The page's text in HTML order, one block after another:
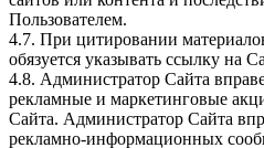
Пользователем.
4.7. При цитировании
обязуется указывать ссылку на
4.8. Администратор Сайта
рекламные и маркетинговые
Сайта. Администратор Сайта
рекламно-информационных